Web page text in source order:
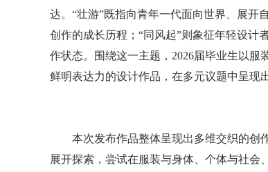
达。“壮游”既指向青年一代面向世界、展开
创作的成长历程；“同风起”则象征年轻设计
作状态。围绕这一主题，2026届毕业生以
鲜明表达力的设计作品，在多元议题中呈现
本次发布作品整体呈现出多维交织的创
展开探索，尝试在服装与身体、个体与社